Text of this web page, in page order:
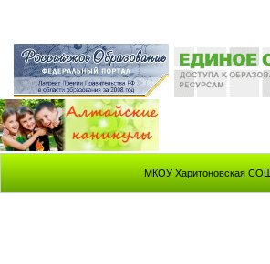
МКОУ Харитоновская